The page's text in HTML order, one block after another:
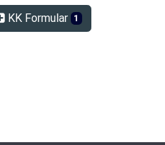
KK Formular 1